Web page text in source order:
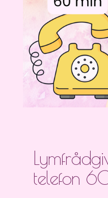
telefon